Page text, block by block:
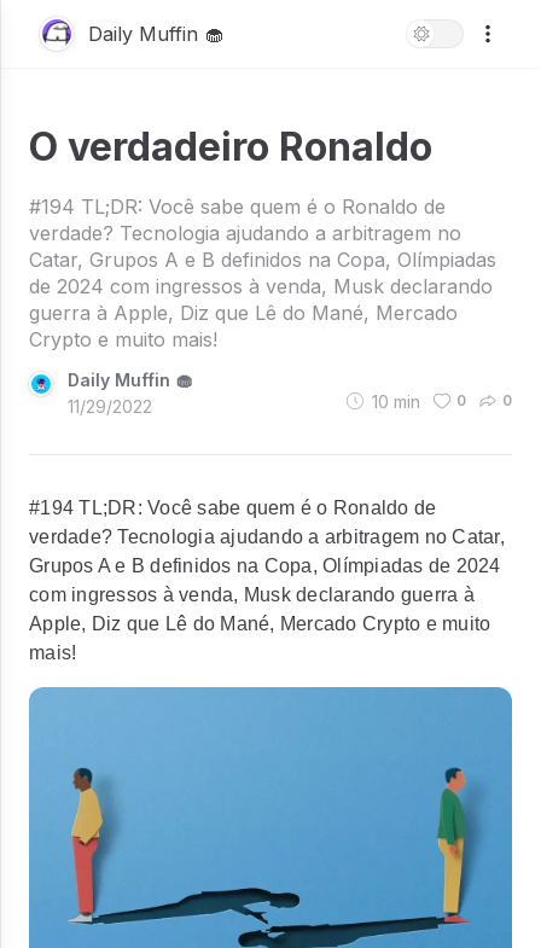
Daily Muffin 🧁
O verdadeiro Ronaldo
#194 TL;DR: Você sabe quem é o Ronaldo de
verdade? Tecnologia ajudando a arbitragem no
Catar, Grupos A e B definidos na Copa, Olímpiadas
de 2024 com ingressos à venda, Musk declarando
guerra à Apple, Diz que Lê do Mané, Mercado
Crypto e muito mais!
Daily Muffin 🧁
11/29/2022
10 min 0 0
#194 TL;DR: Você sabe quem é o Ronaldo de
verdade? Tecnologia ajudando a arbitragem no Catar,
Grupos A e B definidos na Copa, Olímpiadas de 2024
com ingressos à venda, Musk declarando guerra à
Apple, Diz que Lê do Mané, Mercado Crypto e muito
mais!